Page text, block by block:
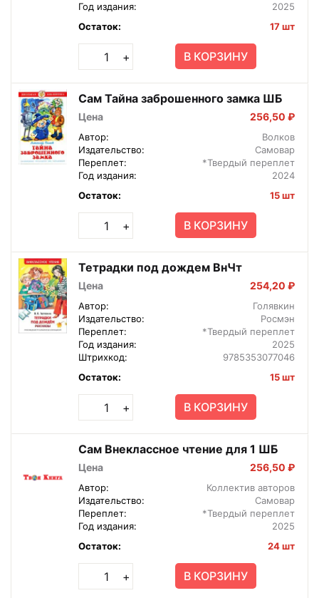
Год издания:
2025
Остаток:
17 шт
+ В КОРЗИНУ
Сам Тайна заброшенного замка ШБ
Цена 256,50 ₽
Автор:
Волков
Издательство:
Самовар
Переплет:
*Твердый переплет
Год издания:
2024
Остаток:
15 шт
+ В КОРЗИНУ
Тетрадки под дождем ВнЧт
Цена 254,20 ₽
Автор:
Голявкин
Издательство:
Росмэн
Переплет:
*Твердый переплет
Год издания:
2025
Штрихкод:
9785353077046
Остаток:
15 шт
+ В КОРЗИНУ
Сам Внеклассное чтение для 1 ШБ
Цена 256,50 ₽
Автор:
Коллектив авторов
Издательство:
Самовар
Переплет:
*Твердый переплет
Год издания:
2025
Остаток:
24 шт
+ В КОРЗИНУ